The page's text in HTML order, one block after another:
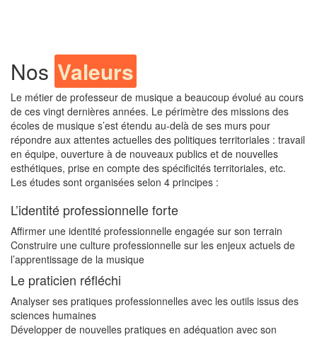
Nos Valeurs
Le métier de professeur de musique a beaucoup évolué au cours
de ces vingt dernières années. Le périmètre des missions des
écoles de musique s’est étendu au-delà de ses murs pour
répondre aux attentes actuelles des politiques territoriales : travail
en équipe, ouverture à de nouveaux publics et de nouvelles
esthétiques, prise en compte des spécificités territoriales, etc.
Les études sont organisées selon 4 principes :
L’identité professionnelle forte
Affirmer une identité professionnelle engagée sur son terrain
Construire une culture professionnelle sur les enjeux actuels de
l’apprentissage de la musique
Le praticien réfléchi
Analyser ses pratiques professionnelles avec les outils issus des
sciences humaines
Développer de nouvelles pratiques en adéquation avec son